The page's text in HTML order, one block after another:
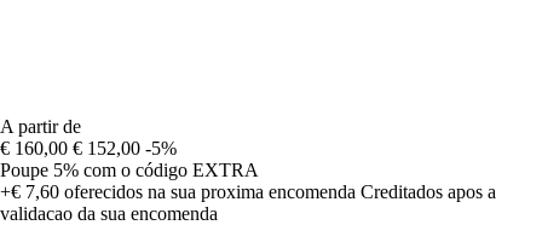
A partir de
€ 160,00 € 152,00 -5%
Poupe 5% com o código EXTRA
+€ 7,60 oferecidos na sua proxima encomenda Creditados apos a
validacao da sua encomenda